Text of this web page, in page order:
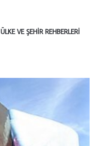
ÜLKE VE ŞEHIR REHBERLERI